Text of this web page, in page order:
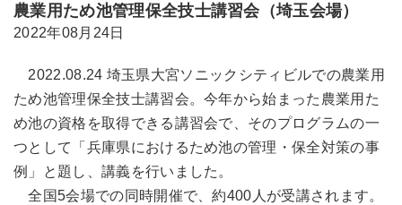
農業用ため池管理保全技士講習会（埼玉会場）
2022年08月24日
2022.08.24 埼玉県大宮ソニックシティビルでの農業用
ため池管理保全技士講習会。今年から始まった農業用た
め池の資格を取得できる講習会で、そのプログラムの一
つとして「兵庫県におけるため池の管理・保全対策の事
例」と題し、講義を行いました。
全国5会場での同時開催で、約400人が受講されます。